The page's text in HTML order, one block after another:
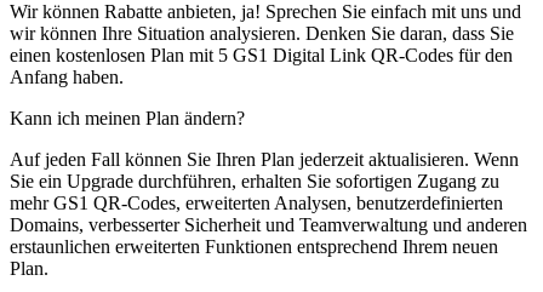
Wir können Rabatte anbieten, ja! Sprechen Sie einfach mit uns und
wir können Ihre Situation analysieren. Denken Sie daran, dass Sie
einen kostenlosen Plan mit 5 GS1 Digital Link QR-Codes für den
Anfang haben.
Kann ich meinen Plan ändern?
Auf jeden Fall können Sie Ihren Plan jederzeit aktualisieren. Wenn
Sie ein Upgrade durchführen, erhalten Sie sofortigen Zugang zu
mehr GS1 QR-Codes, erweiterten Analysen, benutzerdefinierten
Domains, verbesserter Sicherheit und Teamverwaltung und anderen
erstaunlichen erweiterten Funktionen entsprechend Ihrem neuen
Plan.